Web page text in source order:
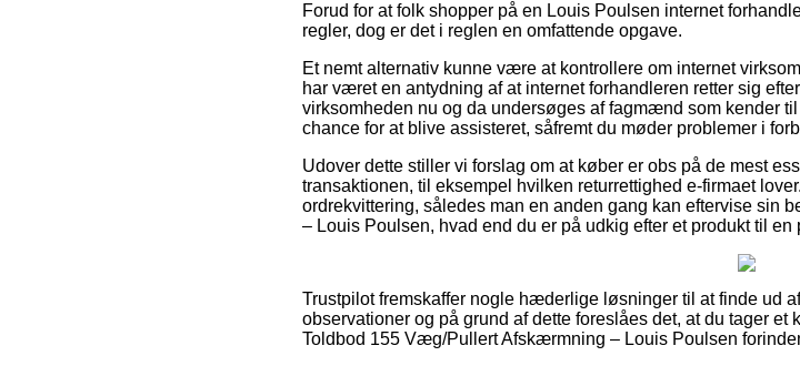
Forud for at folk shopper på en Louis Poulsen internet
regler, dog er det i reglen en omfattende opgave.
Et nemt alternativ kunne være at kontrollere om internet
har været en antydning af at internet forhandleren retter sig
virksomheden nu og da undersøges af fagmænd som kender
chance for at blive assisteret, såfremt du møder problemer i
Udover dette stiller vi forslag om at køber er obs på de mest
transaktionen, til eksempel hvilken returrettighed e-firmaet
ordrekvittering, således man en anden gang kan eftervise sin
– Louis Poulsen, hvad end du er på udkig efter et produkt til en
Trustpilot fremskaffer nogle hæderlige løsninger til at finde ud
observationer og på grund af dette foreslåes det, at du tager
Toldbod 155 Væg/Pullert Afskærmning – Louis Poulsen